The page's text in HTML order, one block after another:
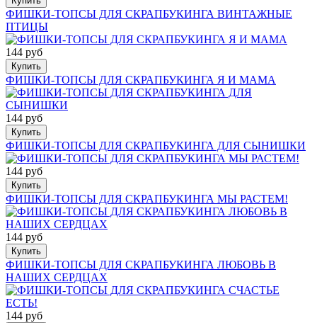
ФИШКИ-ТОПСЫ ДЛЯ СКРАПБУКИНГА ВИНТАЖНЫЕ
ПТИЦЫ
144 руб
Купить
ФИШКИ-ТОПСЫ ДЛЯ СКРАПБУКИНГА Я И МАМА
144 руб
Купить
ФИШКИ-ТОПСЫ ДЛЯ СКРАПБУКИНГА ДЛЯ СЫНИШКИ
144 руб
Купить
ФИШКИ-ТОПСЫ ДЛЯ СКРАПБУКИНГА МЫ РАСТЕМ!
144 руб
Купить
ФИШКИ-ТОПСЫ ДЛЯ СКРАПБУКИНГА ЛЮБОВЬ В
НАШИХ СЕРДЦАХ
144 руб